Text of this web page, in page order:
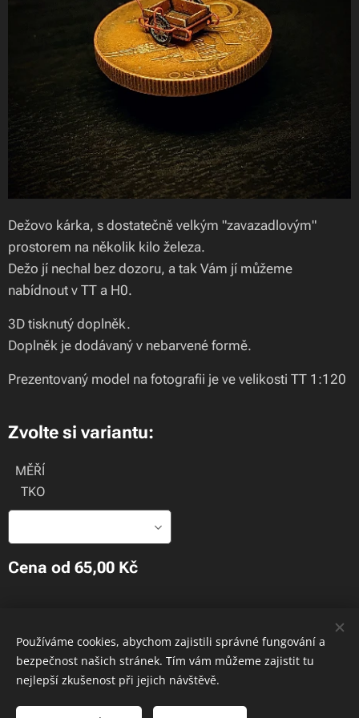
Dežovo kárka, s dostatečně velkým "zavazadlovým"
prostorem na několik kilo železa.
Dežo jí nechal bez dozoru, a tak Vám jí můžeme
nabídnout v TT a H0.
3D tisknutý doplněk.
Doplněk je dodávaný v nebarvené formě.
Prezentovaný model na fotografii je ve velikosti TT 1:120
Zvolte si variantu:
MĚŘÍ
TKO
Cena od 65,00 Kč
JAKO MODELS Cookies
Používáme cookies, abychom zajistili správné fungování a
bezpečnost našich stránek. Tím vám můžeme zajistit tu
nejlepší zkušenost při jejich návštěvě.